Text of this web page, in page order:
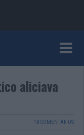
aliciava
18 COMENTÁRIOS